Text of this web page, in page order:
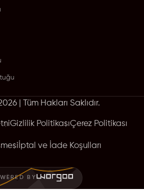
| Tüm Hakları Saklıdır.
Gizlilik PolitikasıÇerez Politikası
İptal ve İade Koşulları
BY